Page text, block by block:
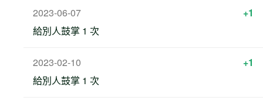
2023-06-07
+1
給別人鼓掌 1 次
2023-02-10
+1
給別人鼓掌 1 次